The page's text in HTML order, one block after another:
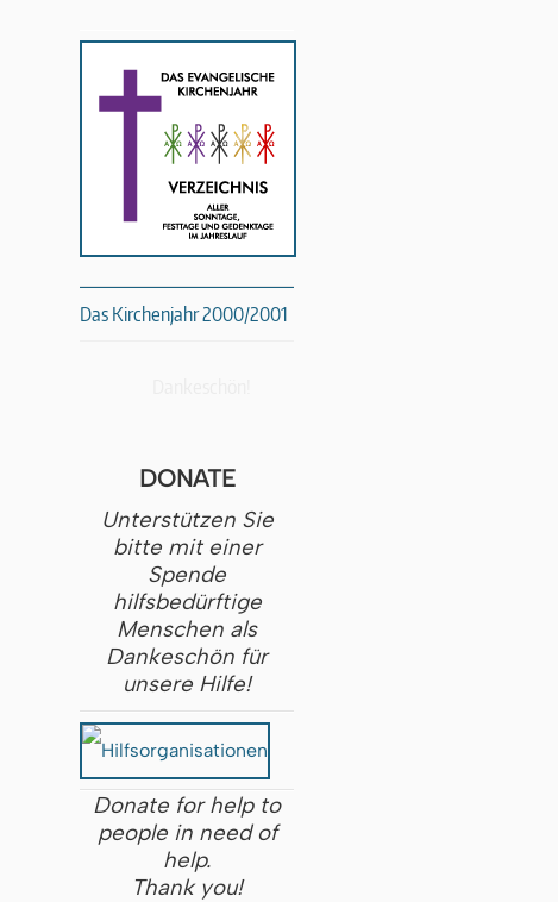
Das Kirchenjahr 2000/2001
DONATE
Unterstützen Sie
bitte mit einer
Spende
hilfsbedürftige
Menschen als
Dankeschön für
unsere Hilfe!
Donate for help to
people in need of
help.
Thank you!